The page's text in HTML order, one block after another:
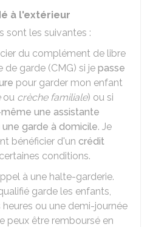
à l'extérieur
sont les suivantes :
du complément de libre
de garde (CMG) si je passe
pour garder mon enfant
ou crèche familiale) ou si
une assistante
garde à domicile. Je
bénéficier d'un crédit
conditions.
à une halte-garderie.
garde les enfants,
ou une demi-journée
peux être remboursé en